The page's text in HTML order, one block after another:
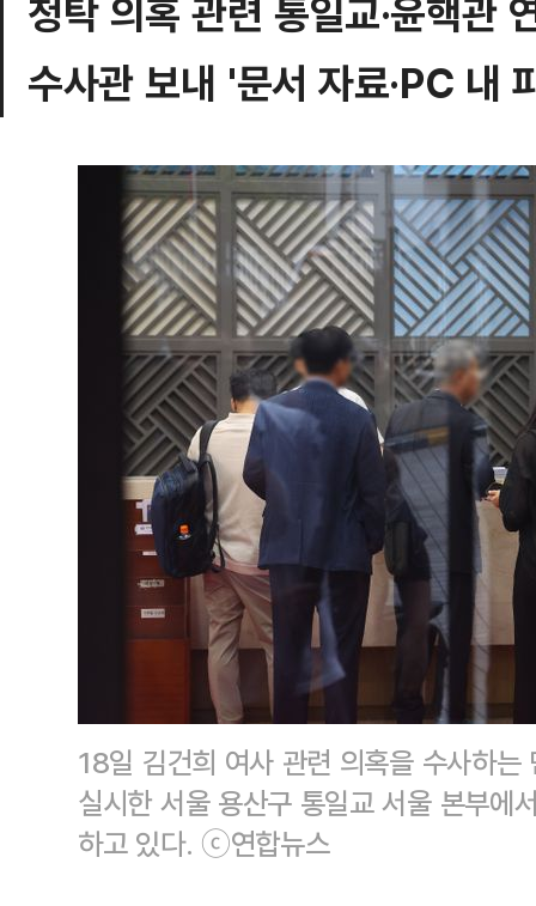
청탁 의혹 관련 통일교·윤핵관
수사관 보내 '문서 자료·PC 내
18일 김건희 여사 관련 의혹을 수사하는
실시한 서울 용산구 통일교 서울 본부에
하고 있다. ⓒ연합뉴스